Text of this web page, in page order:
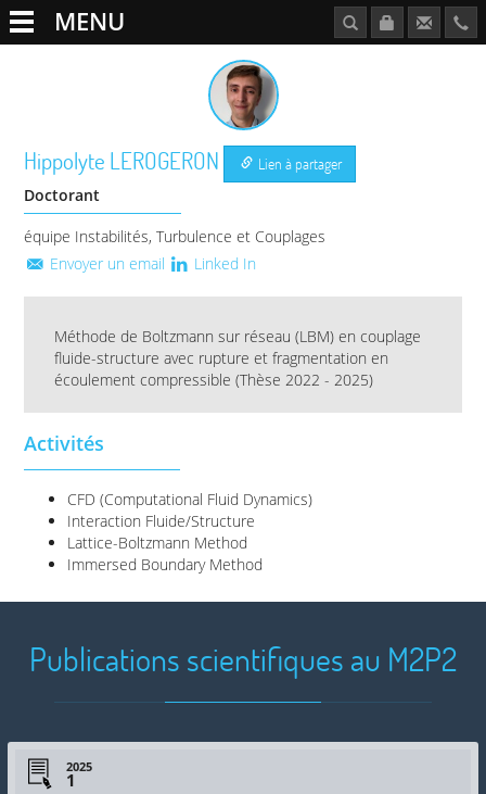
MENU
Hippolyte LEROGERON
Lien à partager
Doctorant
équipe Instabilités, Turbulence et Couplages
Envoyer un email
Linked In
Méthode de Boltzmann sur réseau (LBM) en couplage
fluide-structure avec rupture et fragmentation en
écoulement compressible (Thèse 2022 - 2025)
Activités
CFD (Computational Fluid Dynamics)
Interaction Fluide/Structure
Lattice-Boltzmann Method
Immersed Boundary Method
Publications scientifiques au M2P2
2025